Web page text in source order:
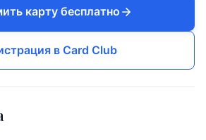
карту бесплатно
в Card Club